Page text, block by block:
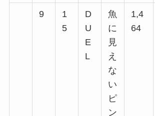
9
1
5
D
U
E
L
魚
に
見
え
な
い
ピ
ン
1,4
64